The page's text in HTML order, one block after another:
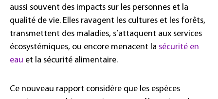
aussi souvent des impacts sur les personnes et la
qualité de vie. Elles ravagent les cultures et les forêts,
transmettent des maladies, s’attaquent aux services
écosystémiques, ou encore menacent la sécurité en
eau et la sécurité alimentaire.
Ce nouveau rapport considère que les espèces